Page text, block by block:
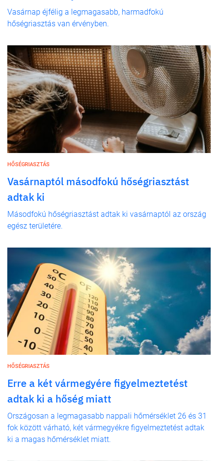
Vasárnap éjfélig a legmagasabb, harmadfokú
hőségriasztás van érvényben.
HŐSÉGRIASZTÁS
Vasárnaptól másodfokú hőségriasztást
adtak ki
Másodfokú hőségriasztást adtak ki vasárnaptól az ország
egész területére.
HŐSÉGRIASZTÁS
Erre a két vármegyére figyelmeztetést
adtak ki a hőség miatt
Országosan a legmagasabb nappali hőmérséklet 26 és 31
fok között várható, két vármegyékre figyelmeztetést adtak
ki a magas hőmérséklet miatt.